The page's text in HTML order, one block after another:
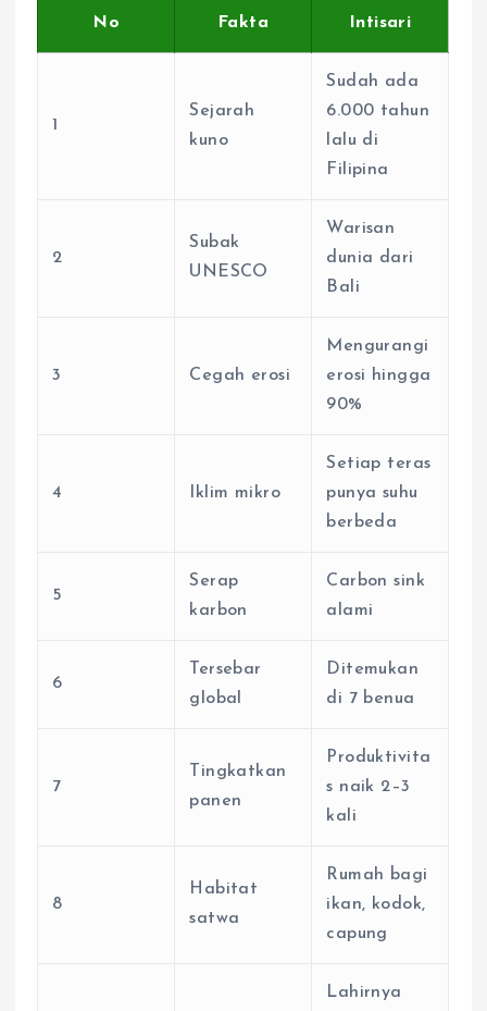
No Fakta Intisari
1
Sejarah
kuno
Sudah ada
6.000 tahun
lalu di
Filipina
2
Subak
UNESCO
Warisan
dunia dari
Bali
3 Cegah erosi
Mengurangi
erosi hingga
90%
4 Iklim mikro
Setiap teras
punya suhu
berbeda
5
Serap
karbon
Carbon sink
alami
6
Tersebar
global
Ditemukan
di 7 benua
7
Tingkatkan
panen
Produktivita
s naik 2–3
kali
8
Habitat
satwa
Rumah bagi
ikan, kodok,
capung
Lahirnya